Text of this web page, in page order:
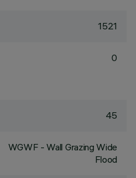
1521
0
45
WGWF - Wall Grazing Wide
Flood